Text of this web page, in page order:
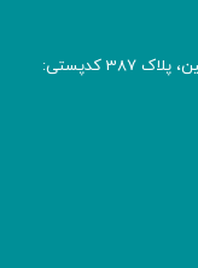
آدرس: پسـتی تهران، خیابان طالقانی، میدان فلسطین، پلاک 387 کدپستی: